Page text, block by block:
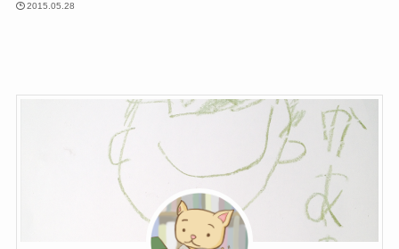
2015.05.28